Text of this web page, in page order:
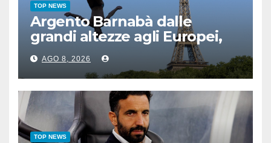
TOP NEWS
Argento Barnabà dalle
grandi altezze agli Europei,
bis azzurro dopo Cosetti
AGO 8, 2026
TOP NEWS